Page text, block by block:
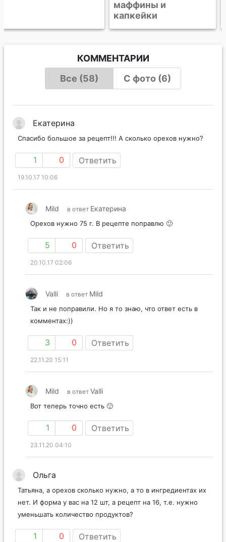
КОММЕНТАРИИ
Все (58)
С фото (6)
Екатерина
Спасибо большое за рецепт!!! А сколько орехов нужно?
1 0 Ответить
19.10.17 10:06
Mild в ответ Екатерина
Орехов нужно 75 г. В рецепте поправлю 🙂
5 0 Ответить
20.10.17 02:06
Valli в ответ Mild
Так и не поправили. Но я то знаю, что ответ есть в
комментах:))
3 0 Ответить
22.11.20 15:11
Mild в ответ Valli
Вот теперь точно есть 🙂
1 0 Ответить
23.11.20 04:10
Ольга
Татьяна, а орехов сколько нужно, а то в ингредиентах их
нет. И форма у вас на 12 шт, а рецепт на 16, т.е. нужно
уменьшать количество продуктов?
1 0 Ответить